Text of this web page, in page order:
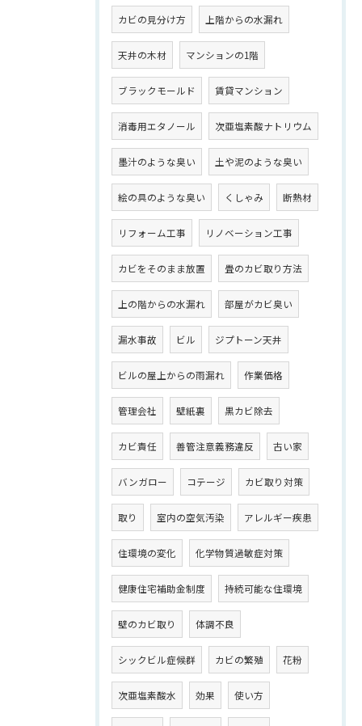
カビの見分け方 上階からの水漏れ
天井の木材 マンションの1階
ブラックモールド 賃貸マンション
消毒用エタノール 次亜塩素酸ナトリウム
墨汁のような臭い 土や泥のような臭い
絵の具のような臭い くしゃみ 断熱材
リフォーム工事 リノベーション工事
カビをそのまま放置 畳のカビ取り方法
上の階からの水漏れ 部屋がカビ臭い
漏水事故 ビル ジプトーン天井
ビルの屋上からの雨漏れ 作業価格
管理会社 壁紙裏 黒カビ除去
カビ責任 善管注意義務違反 古い家
バンガロー コテージ カビ取り対策
取り 室内の空気汚染 アレルギー疾患
住環境の変化 化学物質過敏症対策
健康住宅補助金制度 持続可能な住環境
壁のカビ取り 体調不良
シックビル症候群 カビの繁殖 花粉
次亜塩素酸水 効果 使い方